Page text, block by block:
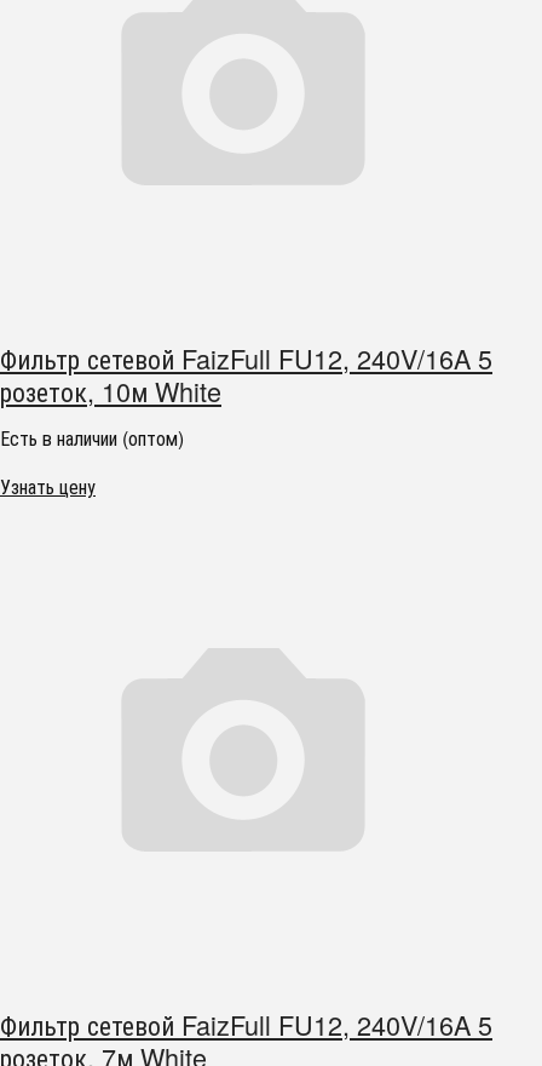
Фильтр сетевой FaizFull FU12, 240V/16A 5
розеток, 10м White
Есть в наличии (оптом)
Узнать цену
Фильтр сетевой FaizFull FU12, 240V/16A 5
розеток, 7м White